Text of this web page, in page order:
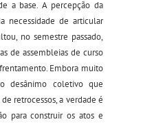
a base. A percepção da
necessidade de articular
no semestre passado,
de assembleias de curso
Embora muito
desânimo coletivo que
retrocessos, a verdade é
para construir os atos e